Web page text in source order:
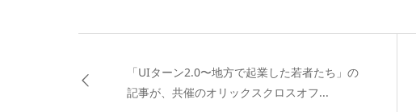
「UIターン2.0〜地方で起業した若者たち」の
記事が、共催のオリックスクロスオフ...